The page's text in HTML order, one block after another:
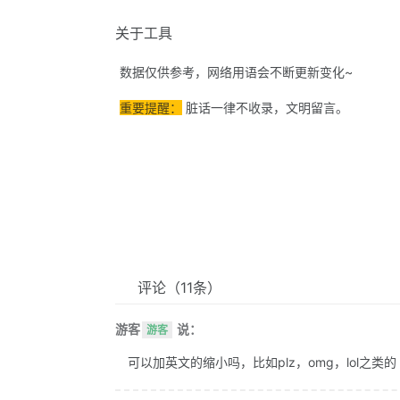
关于工具
数据仅供参考，网络用语会不断更新变化~
重要提醒： 脏话一律不收录，文明留言。
评论 （11条）
游客 游客 说：
可以加英文的缩小吗，比如plz，omg，lol之类的